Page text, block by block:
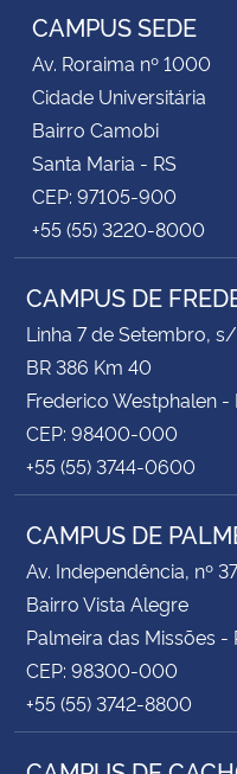
CAMPUS SEDE
Av. Roraima nº 1000
Cidade Universitária
Bairro Camobi
Santa Maria - RS
CEP: 97105-900
+55 (55) 3220-8000
CAMPUS DE
Linha 7 de Setembro,
BR 386 Km 40
Frederico Westphalen -
CEP: 98400-000
+55 (55) 3744-0600
CAMPUS DE
Av. Independência, nº
Bairro Vista Alegre
Palmeira das Missões -
CEP: 98300-000
+55 (55) 3742-8800